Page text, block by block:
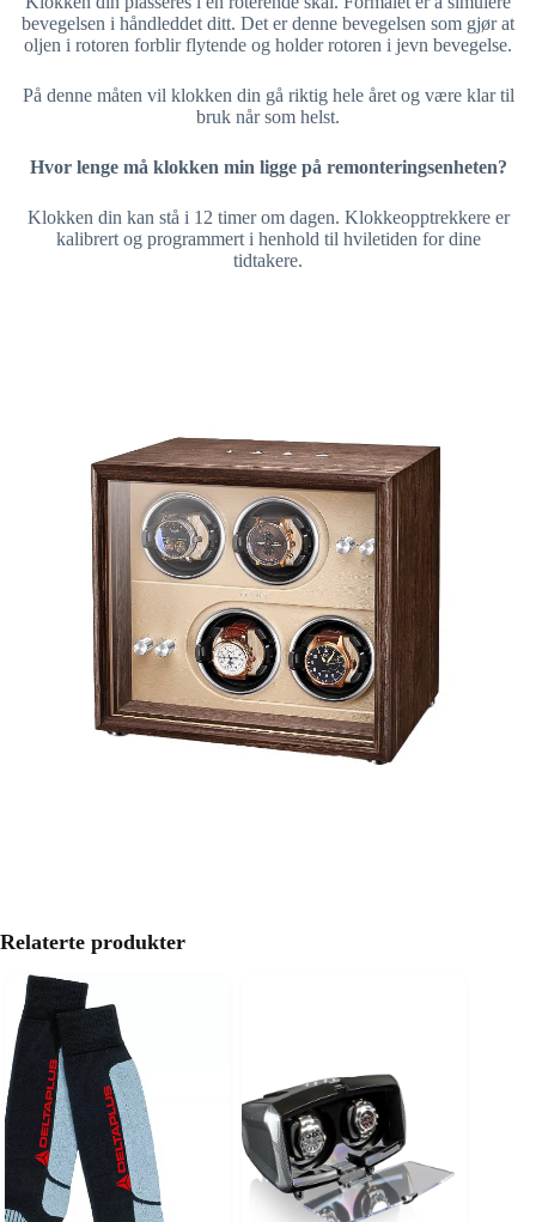
bevegelsen i håndleddet ditt. Det er denne bevegelsen som gjør at
oljen i rotoren forblir flytende og holder rotoren i jevn bevegelse.
På denne måten vil klokken din gå riktig hele året og være klar til
bruk når som helst.
Hvor lenge må klokken min ligge på remonteringsenheten?
Klokken din kan stå i 12 timer om dagen. Klokkeopptrekkere er
kalibrert og programmert i henhold til hviletiden for dine
tidtakere.
Relaterte produkter